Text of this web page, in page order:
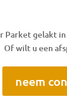
Parket gelakt
Of wilt u een
neem